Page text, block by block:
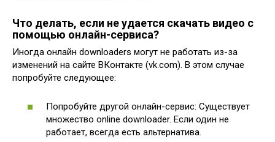
Что делать, если не удается скачать видео с
помощью онлайн-сервиса?
Иногда онлайн downloaders могут не работать из-за
изменений на сайте ВКонтакте (vk.com). В этом случае
попробуйте следующее:
Попробуйте другой онлайн-сервис: Существует
множество online downloader. Если один не
работает, всегда есть альтернатива.